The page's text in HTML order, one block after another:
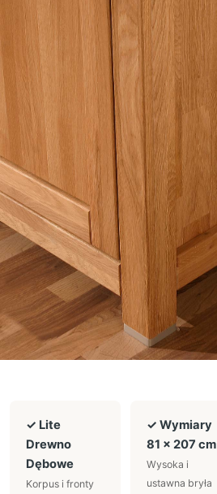
✓ Lite
Drewno
Dębowe
Korpus i fronty
✓ Wymiary
81 × 207 cm
Wysoka i
ustawna bryła